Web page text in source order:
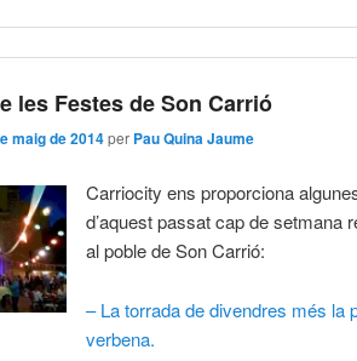
les Festes de Son Carrió
maig de 2014 per Pau Quina Jaume
Carriocity ens proporciona
d’aquest passat cap de setmana
al poble de Son Carrió:
– La torrada de divendres més la
verbena.